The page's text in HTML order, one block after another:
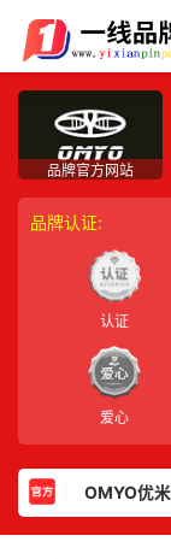
品牌认证:
认证
爱心
OMYO优